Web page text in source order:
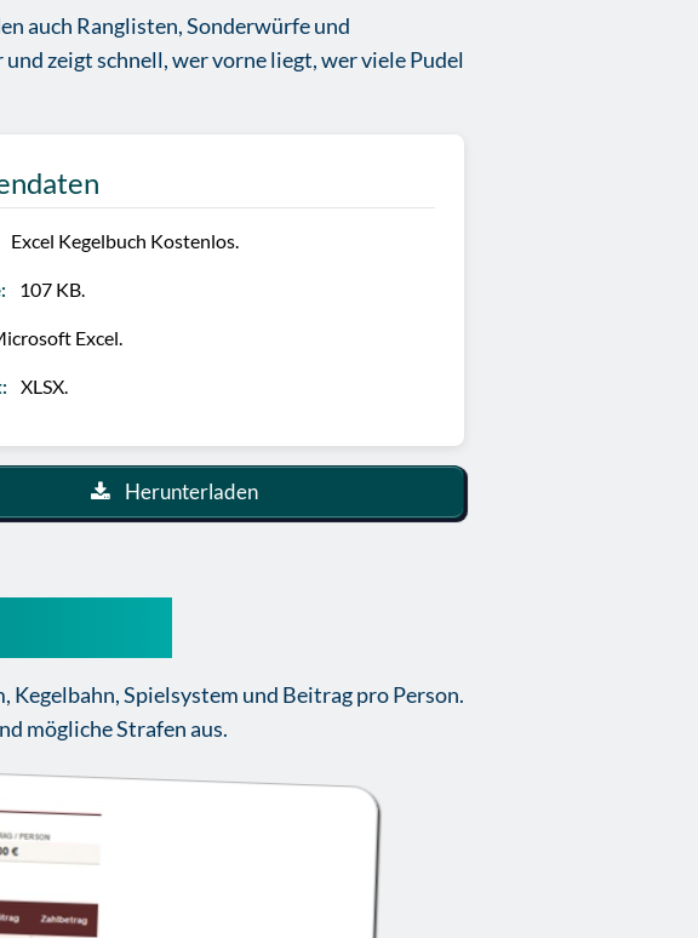
auch Ranglisten, Sonderwürfe und
zeigt schnell, wer vorne liegt, wer viele Pudel
Excel Kegelbuch Kostenlos.
107 KB.
Excel.
XLSX.
Herunterladen
Spielsystem und Beitrag pro Person.
mögliche Strafen aus.